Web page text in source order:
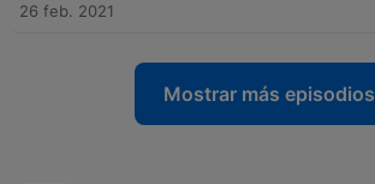
26 feb. 2021
Mostrar más episodios